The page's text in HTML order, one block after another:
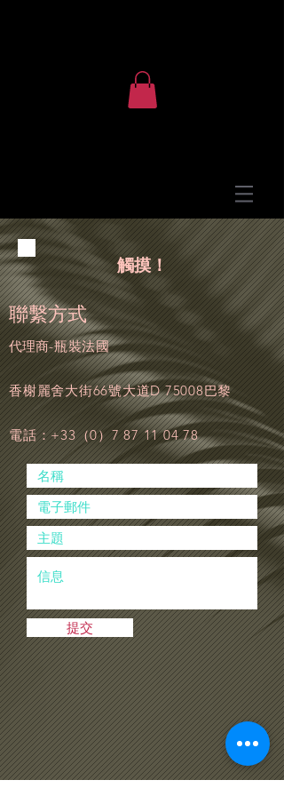
觸摸！
聯繫方式
代理商-瓶裝法國
香榭麗舍大街66號大道D 75008巴黎
電話：+33（0）787 11 04 78
提交